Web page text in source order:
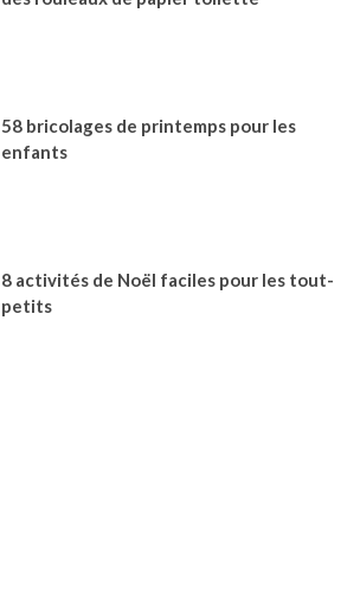
58 bricolages de printemps pour les
enfants
8 activités de Noël faciles pour les tout-
petits